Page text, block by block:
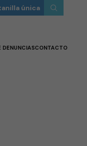
única
DENUNCIASCONTACTO